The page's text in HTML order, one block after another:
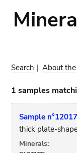
Search |About
1 samples
Sample
thick plate-
Minerals: